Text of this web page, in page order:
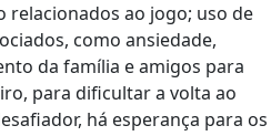
ao jogo; uso de
como ansiedade,
da família e amigos para
para dificultar a volta ao
há esperança para os